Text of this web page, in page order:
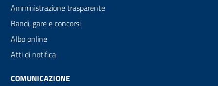
Amministrazione trasparente
Bandi, gare e concorsi
Albo online
Atti di notifica
COMUNICAZIONE